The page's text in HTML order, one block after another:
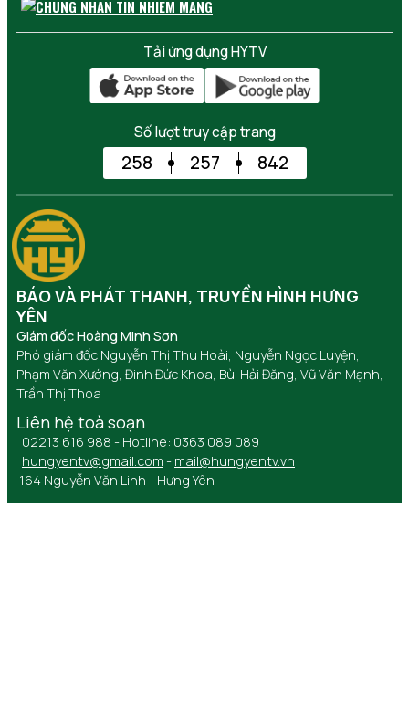
Tải ứng dụng HYTV
Số lượt truy cập trang
258 257 842
BÁO VÀ PHÁT THANH, TRUYỀN HÌNH HƯNG
YÊN
Giám đốc Hoàng Minh Sơn
Phó giám đốc Nguyễn Thị Thu Hoài, Nguyễn Ngọc Luyện,
Phạm Văn Xướng, Đinh Đức Khoa, Bùi Hải Đăng, Vũ Văn Mạnh,
Trần Thị Thoa
Liên hệ toà soạn
02213 616 988 - Hotline: 0363 089 089
hungyentv@gmail.com - mail@hungyentv.vn
164 Nguyễn Văn Linh - Hưng Yên